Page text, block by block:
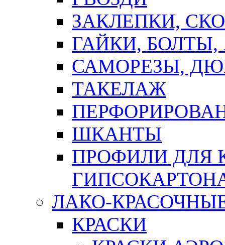
ЗАКЛЕПКИ,
ГАЙКИ,
САМОРЕЗЫ,
ТАКЕЛАЖ
ШКАНТЫ
ПРОФИЛИ ДЛЯ
ЛАКО-
КРАСКИ